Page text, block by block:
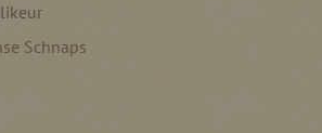
Schnaps